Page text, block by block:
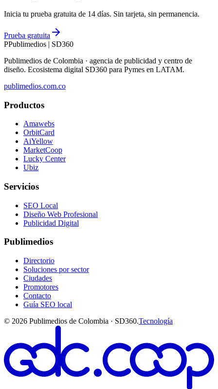
Inicia tu prueba gratuita de 14 días. Sin tarjeta, sin permanencia.
Prueba gratuita
PPublimedios | SD360
Publimedios de Colombia · agencia de publicidad y centro de
diseño. Ecosistema digital SD360 para Pymes en LATAM.
publimedios.com.co
Productos
Amawebs
OrbitCard
AiYellow
MarketCoop
Lucky Center
Ubiz
Servicios
SEO Local
Diseño Web Profesional
Publicidad Digital
Publimedios
Directorio
Soluciones por sector
Ciudades
Promotores
Contacto
Guía SEO local
© 2026 Publimedios de Colombia · SD360.Tecnología